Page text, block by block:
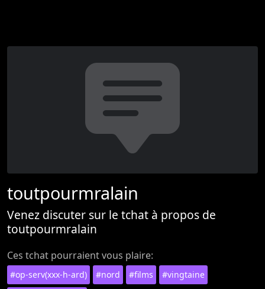
toutpourmralain
Venez discuter sur le tchat à propos de
toutpourmralain
Ces tchat pourraient vous plaire:
#op-serv(xxx-h-ard) #nord #films
#vingtaine